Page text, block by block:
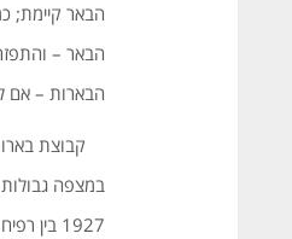
הבאר קיימת;
הבאר –
הבארות – אם
קבוצת
במצפה גבולות
1927 בין רפיח לבאר שבע, וכמעט בכל תחנותיה נכרו בארות לצרכי קטרי הקיטור; לבארות הללו כמעט ולא נותר זכר.